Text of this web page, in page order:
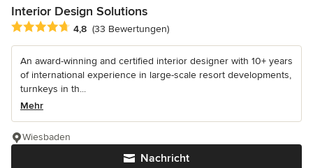
Interior Design Solutions
Durchschnittliche Bewertung: 4.8 von 5 Sternen
4,8 (33 Bewertungen)
An award-winning and certified interior designer with 10+ years
of international experience in large-scale resort developments,
turnkeys in th...
Mehr
Nachricht
Wiesbaden